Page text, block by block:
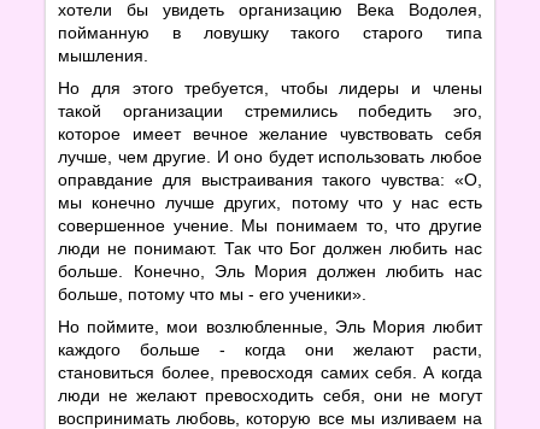
хотели бы увидеть организацию Века Водолея,
пойманную в ловушку такого старого типа
мышления.
Но для этого требуется, чтобы лидеры и члены
такой организации стремились победить эго,
которое имеет вечное желание чувствовать себя
лучше, чем другие. И оно будет использовать любое
оправдание для выстраивания такого чувства: «О,
мы конечно лучше других, потому что у нас есть
совершенное учение. Мы понимаем то, что другие
люди не понимают. Так что Бог должен любить нас
больше. Конечно, Эль Мория должен любить нас
больше, потому что мы - его ученики».
Но поймите, мои возлюбленные, Эль Мория любит
каждого больше - когда они желают расти,
становиться более, превосходя самих себя. А когда
люди не желают превосходить себя, они не могут
воспринимать любовь, которую все мы изливаем на